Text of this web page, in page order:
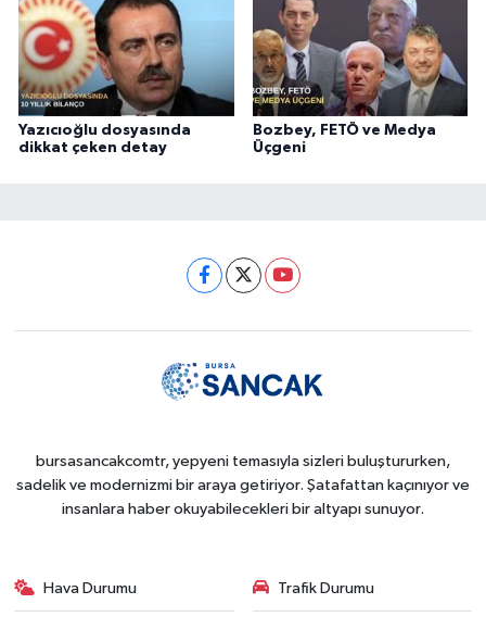
Yazıcıoğlu dosyasında
dikkat çeken detay
Bozbey, FETÖ ve Medya
Üçgeni
bursasancakcomtr, yepyeni temasıyla sizleri buluştururken,
sadelik ve modernizmi bir araya getiriyor. Şatafattan kaçınıyor ve
insanlara haber okuyabilecekleri bir altyapı sunuyor.
Hava Durumu Trafik Durumu